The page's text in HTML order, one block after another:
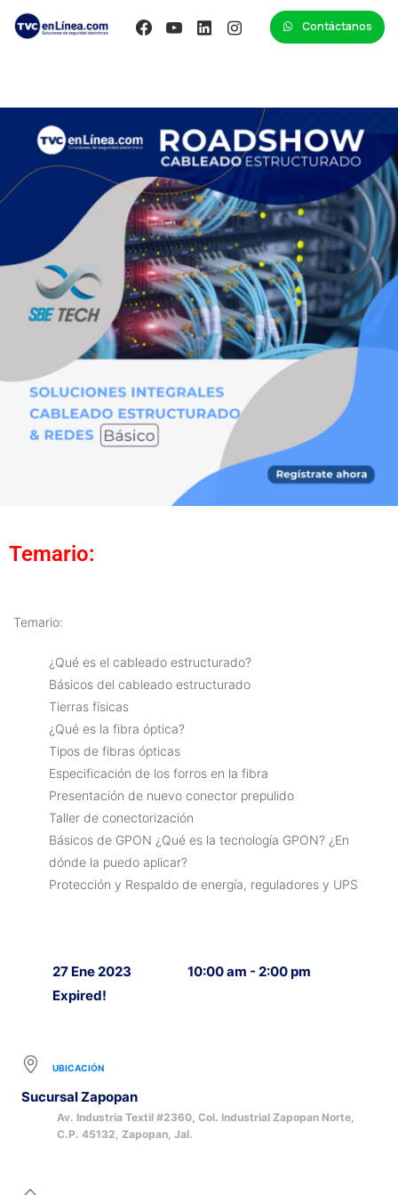
Contáctanos
Temario:
Temario:
¿Qué es el cableado estructurado?
Básicos del cableado estructurado
Tierras físicas
¿Qué es la fibra óptica?
Tipos de fibras ópticas
Especificación de los forros en la fibra
Presentación de nuevo conector prepulido
Taller de conectorización
Básicos de GPON ¿Qué es la tecnología GPON? ¿En
dónde la puedo aplicar?
Protección y Respaldo de energía, reguladores y UPS
27 Ene 2023
Expired!
10:00 am - 2:00 pm
UBICACIÓN
Sucursal Zapopan
Av. Industria Textil #2360, Col. Industrial Zapopan Norte,
C.P. 45132, Zapopan, Jal.